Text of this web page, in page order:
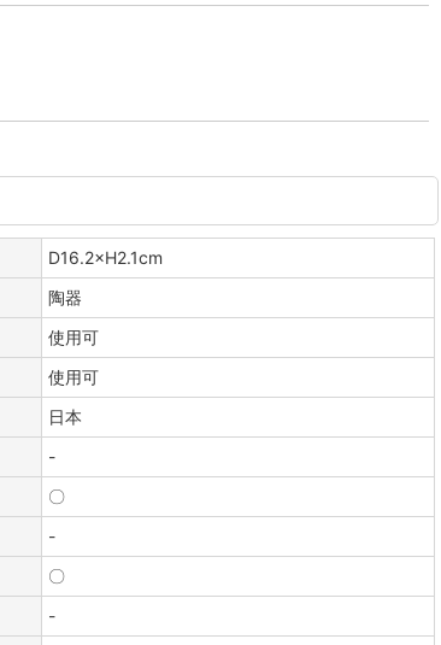
D16.2×H2.1cm
陶器
使用可
使用可
日本
-
〇
-
〇
-